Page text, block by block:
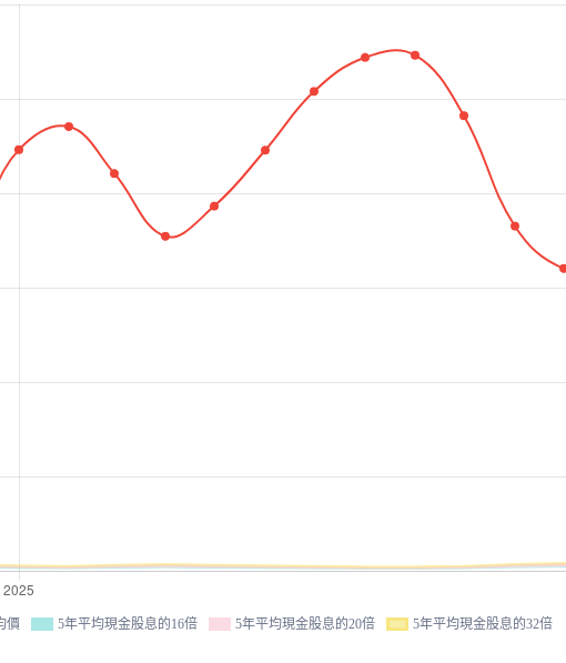
價 5年平均現金股息的16倍 5年平均現金股息的20倍 5年平均現金股息的32倍